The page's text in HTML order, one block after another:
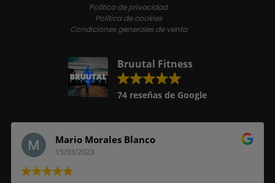
Política de privacidad
Política de cookies
Condiciones generales de venta
Bruutal Fitness
74 reseñas de Google
Mario Morales Blanco
15/03/2023